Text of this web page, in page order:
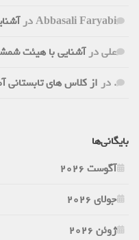
Abbasali Faryabiدر
علیدرآشنایی با هیئت
. در از کلاس های
بایگانی‌ها
آگوست 2026
جولای 2026
ژوئن 2026